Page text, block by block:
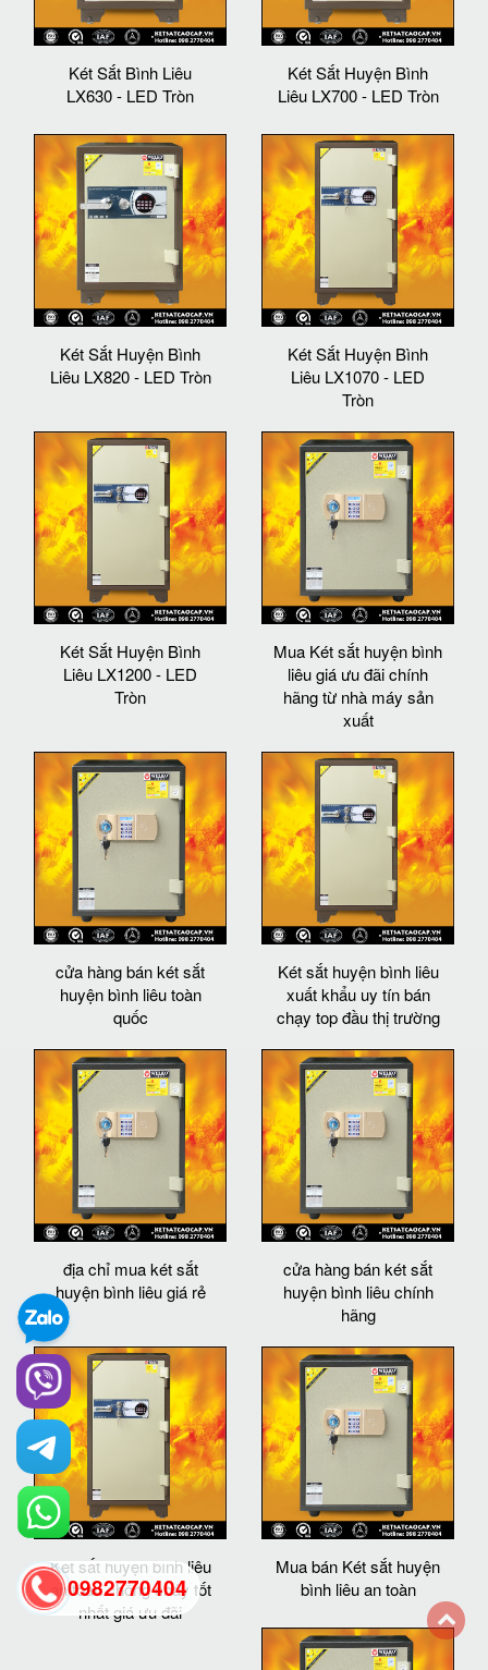
Két Sắt Bình Liêu
LX630 - LED Tròn
Két Sắt Huyện Bình
Liêu LX700 - LED Tròn
Két Sắt Huyện Bình
Liêu LX820 - LED Tròn
Két Sắt Huyện Bình
Liêu LX1070 - LED
Tròn
Két Sắt Huyện Bình
Liêu LX1200 - LED
Tròn
Mua Két sắt huyện bình
liêu giá ưu đãi chính
hãng từ nhà máy sản
xuất
cửa hàng bán két sắt
huyện bình liêu toàn
quốc
Két sắt huyện bình liêu
xuất khẩu uy tín bán
chạy top đầu thị trường
địa chỉ mua két sắt
huyện bình liêu giá rẻ
cửa hàng bán két sắt
huyện bình liêu chính
hãng
Két sắt huyện bình liêu
an toàn chống cháy tốt
nhất giá ưu đãi
Mua bán Két sắt huyện
bình liêu an toàn
0982770404